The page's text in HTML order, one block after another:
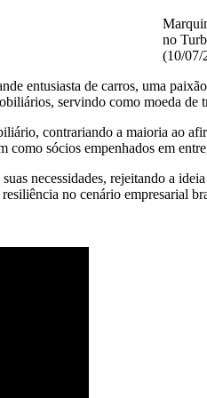
no
(10/07/
entusiasta de carros, uma
servindo como moeda de
contrariando a maioria ao
como sócios empenhados em
necessidades, rejeitando a
no cenário empresarial